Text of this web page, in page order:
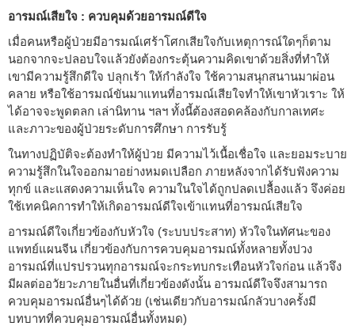
อารมณ์เสียใจ : ควบคุมด้วยอารมณ์ดีใจ
เมื่อคนหรือผู้ป่วยมีอารมณ์เศร้าโศกเสียใจกับเหตุการณ์ใดๆก็ตาม
นอกจากจะปลอบใจแล้วยังต้องกระตุ้นความคิดเขาด้วยสิ่งที่ทำให้
เขามีความรู้สึกดีใจ ปลุกเร้า ให้กำลังใจ ใช้ความสนุกสนานมาผ่อน
คลาย หรือใช้อารมณ์ขันมาแทนที่อารมณ์เสียใจทำให้เขาหัวเราะ ให้
ได้อาจจะพูดตลก เล่านิทาน ฯลฯ ทั้งนี้ต้องสอดคล้องกับกาลเทศะ
และภาวะของผู้ป่วยระดับการศึกษา การรับรู้
ในทางปฏิบัติจะต้องทำให้ผู้ป่วย มีความไว้เนื้อเชื่อใจ และยอมระบาย
ความรู้สึกในใจออกมาอย่างหมดเปลือก ภายหลังจากได้รับฟังความ
ทุกข์ และแสดงความเห็นใจ ความในใจได้ถูกปลดเปลื้องแล้ว จึงค่อย
ใช้เทคนิคการทำให้เกิดอารมณ์ดีใจเข้าแทนที่อารมณ์เสียใจ
อารมณ์ดีใจเกี่ยวข้องกับหัวใจ (ระบบประสาท) หัวใจในทัศนะของ
แพทย์แผนจีน เกี่ยวข้องกับการควบคุมอารมณ์ทั้งหลายทั้งปวง
อารมณ์ที่แปรปรวนทุกอารมณ์จะกระทบกระเทือนหัวใจก่อน แล้วจึง
มีผลต่ออวัยวะภายในอื่นที่เกี่ยวข้องดังนั้น อารมณ์ดีใจจึงสามารถ
ควบคุมอารมณ์อื่นๆได้ด้วย (เช่นเดียวกับอารมณ์กลัวบางครั้งมี
บทบาทที่ควบคุมอารมณ์อื่นทั้งหมด)